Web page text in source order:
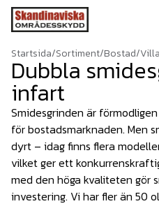
Startsida/Sortiment/Bostad/
Dubbla
infart
Smidesgrinden är
för bostadsmarknaden. Men
dyrt – idag finns flera
vilket ger ett
med den höga kvaliteten gör
investering. Vi har fler än 50